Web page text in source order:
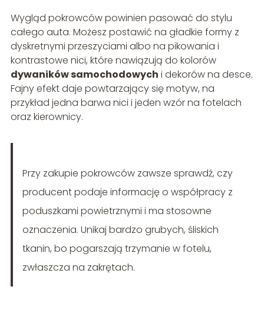
Wygląd pokrowców powinien pasować do stylu
całego auta. Możesz postawić na gładkie formy z
dyskretnymi przeszyciami albo na pikowania i
kontrastowe nici, które nawiązują do kolorów
dywaników samochodowych i dekorów na desce.
Fajny efekt daje powtarzający się motyw, na
przykład jedna barwa nici i jeden wzór na fotelach
oraz kierownicy.
Przy zakupie pokrowców zawsze sprawdź, czy
producent podaje informację o współpracy z
poduszkami powietrznymi i ma stosowne
oznaczenia. Unikaj bardzo grubych, śliskich
tkanin, bo pogarszają trzymanie w fotelu,
zwłaszcza na zakrętach.